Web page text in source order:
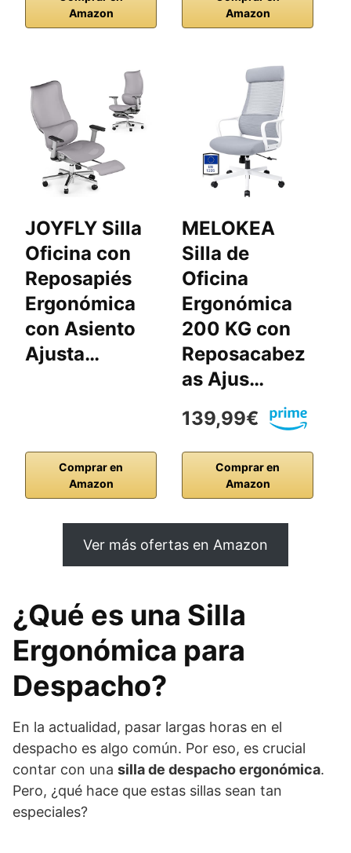
Amazon
Amazon
JOYFLY Silla
Oficina con
Reposapiés
Ergonómica
con Asiento
Ajusta…
Comprar en
Amazon
MELOKEA
Silla de
Oficina
Ergonómica
200 KG con
Reposacabez
as Ajus…
139,99€
Comprar en
Amazon
Ver más ofertas en Amazon
¿Qué es una Silla
Ergonómica para
Despacho?
En la actualidad, pasar largas horas en el
despacho es algo común. Por eso, es crucial
contar con una silla de despacho ergonómica.
Pero, ¿qué hace que estas sillas sean tan
especiales?